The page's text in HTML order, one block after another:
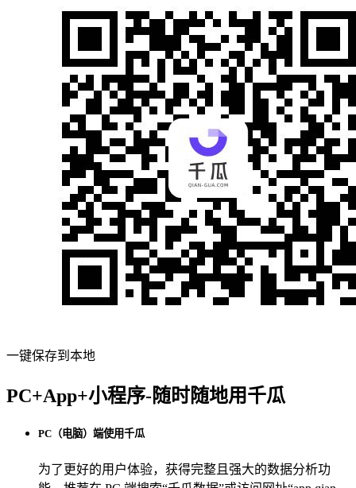
一键保存到本地
PC+App+小程序-随时随地用千瓜
PC（电脑）端使用千瓜
为了更好的用户体验，获得完整且强大的数据分析功